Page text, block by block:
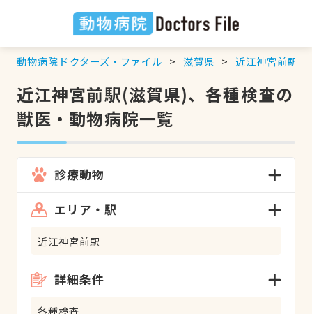
動物病院ドクターズ・ファイル 滋賀県 近江神宮前駅
近江神宮前駅(滋賀県)、各種検査の
獣医・動物病院一覧
診療動物
エリア・駅
近江神宮前駅
詳細条件
各種検査